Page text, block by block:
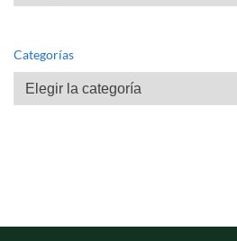
Categorías
Categorías